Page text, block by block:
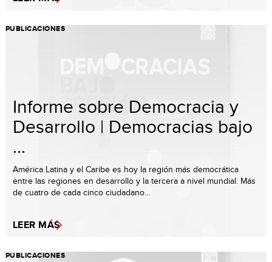
PUBLICACIONES
Informe sobre Democracia y
Desarrollo | Democracias bajo
...
América Latina y el Caribe es hoy la región más democrática
entre las regiones en desarrollo y la tercera a nivel mundial. Más
de cuatro de cada cinco ciudadano...
LEER MÁS
PUBLICACIONES